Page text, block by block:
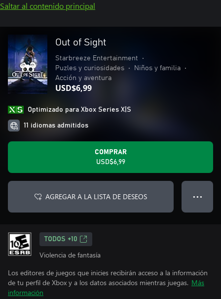
Saltar al contenido principal
Out of Sight
Starbreeze Entertainment
•
Puzles y curiosidades
• Niños y familia
•
Acción y aventura
USD$6,99
Optimizado para Xbox Series X|S
11 idiomas admitidos
COMPRAR
USD$6,99
AGREGAR A LA LISTA DE DESEOS ● ● ●
TODOS +10
Violencia de fantasía
Los editores de juegos que inicies recibirán acceso a la información
de tu perfil de Xbox y a los datos asociados mientras juegas. Más
información